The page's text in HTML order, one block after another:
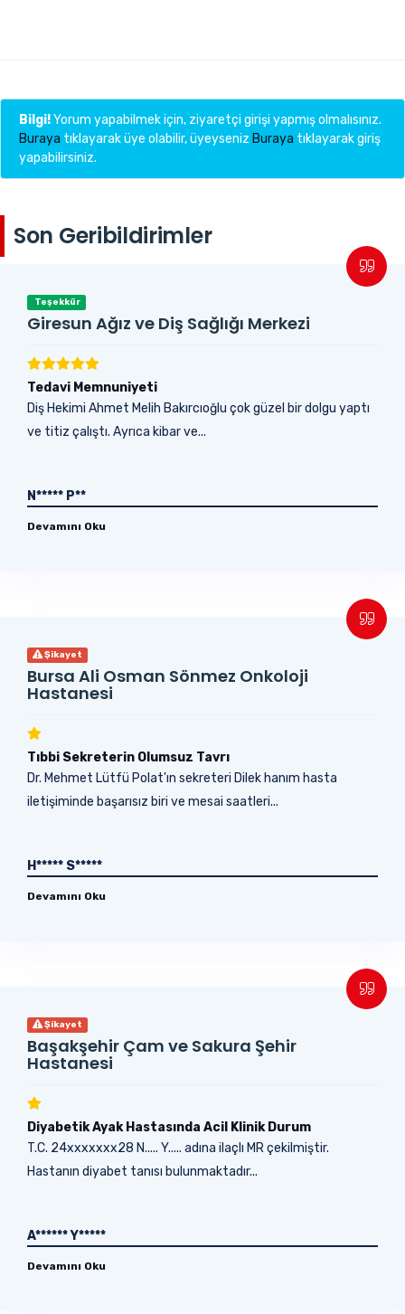
Bilgi!Yorum yapabilmek için, ziyaretçi girişi yapmış olmalısınız.
Buraya tıklayarak üye olabilir, üyeyseniz Buraya tıklayarak giriş
yapabilirsiniz.
Son Geribildirimler
Teşekkür
Giresun Ağız ve Diş Sağlığı Merkezi
Tedavi Memnuniyeti
Diş Hekimi Ahmet Melih Bakırcıoğlu çok güzel bir dolgu yaptı
ve titiz çalıştı. Ayrıca kibar ve...
N***** P**
Devamını Oku
Şikayet
Bursa Ali Osman Sönmez Onkoloji
Hastanesi
Tıbbi Sekreterin Olumsuz Tavrı
Dr. Mehmet Lütfü Polat'ın sekreteri Dilek hanım hasta
iletişiminde başarısız biri ve mesai saatleri...
H***** S*****
Devamını Oku
Şikayet
Başakşehir Çam ve Sakura Şehir
Hastanesi
Diyabetik Ayak Hastasında Acil Klinik Durum
T.C. 24xxxxxxx28 N..... Y..... adına ilaçlı MR çekilmiştir.
Hastanın diyabet tanısı bulunmaktadır...
A****** Y*****
Devamını Oku